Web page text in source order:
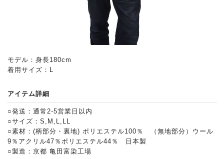
モデル：身長180cm
着用サイズ：L
アイテム詳細
○発送：通常2-5営業日以内
○サイズ：S,M,L,LL
○素材：(柄部分・裏地) ポリエステル100％ （無地部分）ウール
9％アクリル47％ポリエステル44％ 日本製
○製造：京都 亀田富染工場